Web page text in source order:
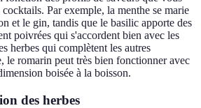
Par exemple, la menthe se marie
et le gin, tandis que le basilic apporte des
poivrées qui s'accordent bien avec les
herbes qui complètent les autres
le romarin peut très bien fonctionner avec
boisée à la boisson.
des herbes